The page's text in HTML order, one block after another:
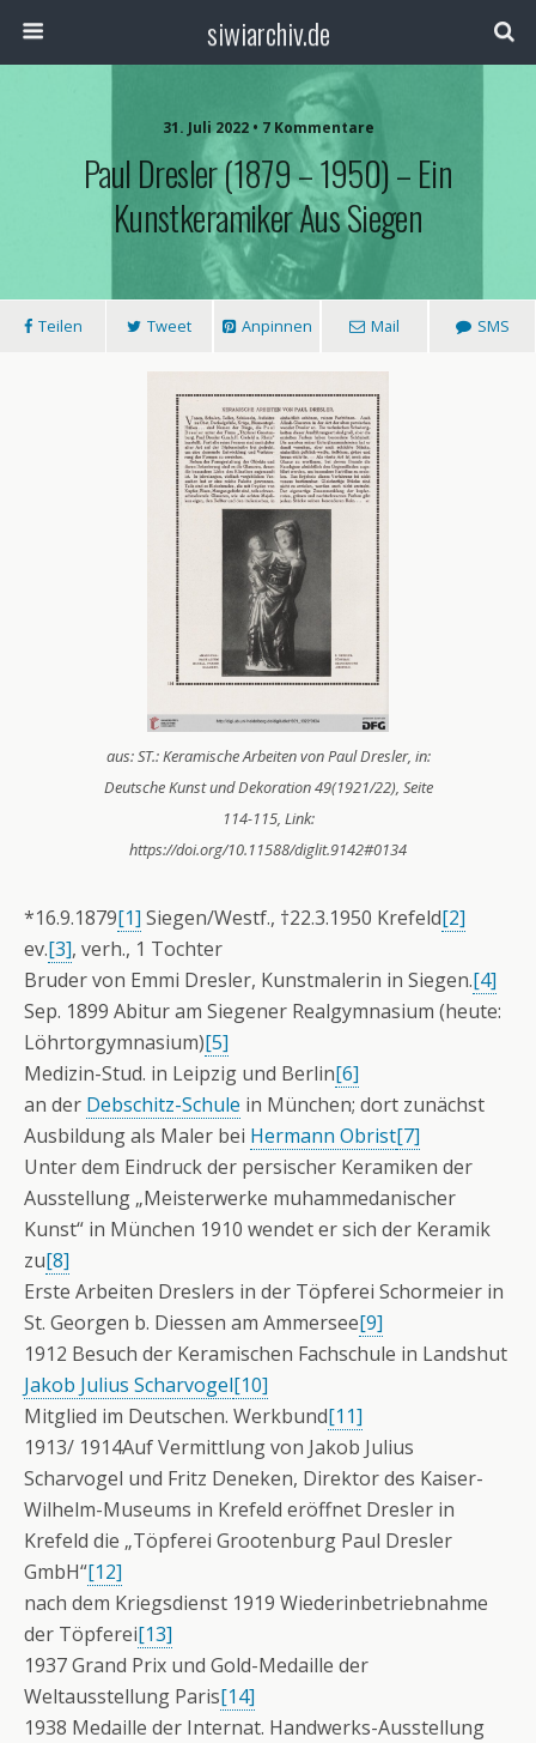
siwiarchiv.de
31. Juli 2022 • 7 Kommentare
Paul Dresler (1879 – 1950) – Ein
Kunstkeramiker Aus Siegen
Teilen Tweet Anpinnen Mail SMS
aus: ST.: Keramische Arbeiten von Paul Dresler, in:
Deutsche Kunst und Dekoration 49(1921/22), Seite
114-115, Link:
https://doi.org/10.11588/diglit.9142#0134
*16.9.1879[1] Siegen/Westf., †22.3.1950 Krefeld[2]
ev.[3], verh., 1 Tochter
Bruder von Emmi Dresler, Kunstmalerin in Siegen.[4]
Sep. 1899 Abitur am Siegener Realgymnasium (heute:
Löhrtorgymnasium)[5]
Medizin-Stud. in Leipzig und Berlin[6]
an der Debschitz-Schule in München; dort zunächst
Ausbildung als Maler bei Hermann Obrist[7]
Unter dem Eindruck der persischer Keramiken der
Ausstellung „Meisterwerke muhammedanischer
Kunst“ in München 1910 wendet er sich der Keramik
zu[8]
Erste Arbeiten Dreslers in der Töpferei Schormeier in
St. Georgen b. Diessen am Ammersee[9]
1912 Besuch der Keramischen Fachschule in Landshut
Jakob Julius Scharvogel[10]
Mitglied im Deutschen. Werkbund[11]
1913/ 1914Auf Vermittlung von Jakob Julius
Scharvogel und Fritz Deneken, Direktor des Kaiser-
Wilhelm-Museums in Krefeld eröffnet Dresler in
Krefeld die „Töpferei Grootenburg Paul Dresler
GmbH“[12]
nach dem Kriegsdienst 1919 Wiederinbetriebnahme
der Töpferei[13]
1937 Grand Prix und Gold-Medaille der
Weltausstellung Paris[14]
1938 Medaille der Internat. Handwerks-Ausstellung